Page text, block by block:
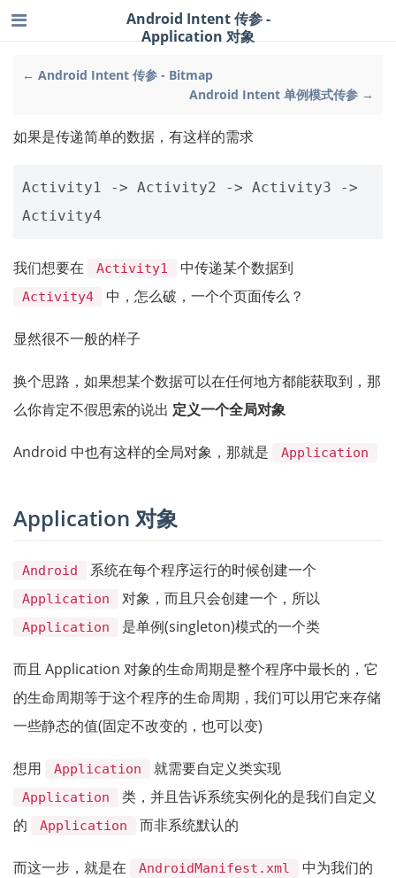
← Android Intent 传参 - Bitmap
Android Intent 单例模式传参 →
Android Intent 传参 -
Application 对象
如果是传递简单的数据，有这样的需求
Activity1 -> Activity2 -> Activity3 ->
我们想要在 Activity1 中传递某个数据到
Activity4 中，怎么破，一个个页面传么？
显然很不一般的样子
换个思路，如果想某个数据可以在任何地方都能获取到，那
么你肯定不假思索的说出 定义一个全局对象
Android 中也有这样的全局对象，那就是 Application
Application 对象
Android 系统在每个程序运行的时候创建一个
Application 对象，而且只会创建一个，所以
Application 是单例(singleton)模式的一个类
而且 Application 对象的生命周期是整个程序中最长的，它
的生命周期等于这个程序的生命周期，我们可以用它来存储
一些静态的值(固定不改变的，也可以变)
想用 Application 就需要自定义类实现
Application
类，并且告诉系统实例化的是我们自定义
的
Application 而非系统默认的
而这一步，就是在 AndroidManifest.xml 中为我们的